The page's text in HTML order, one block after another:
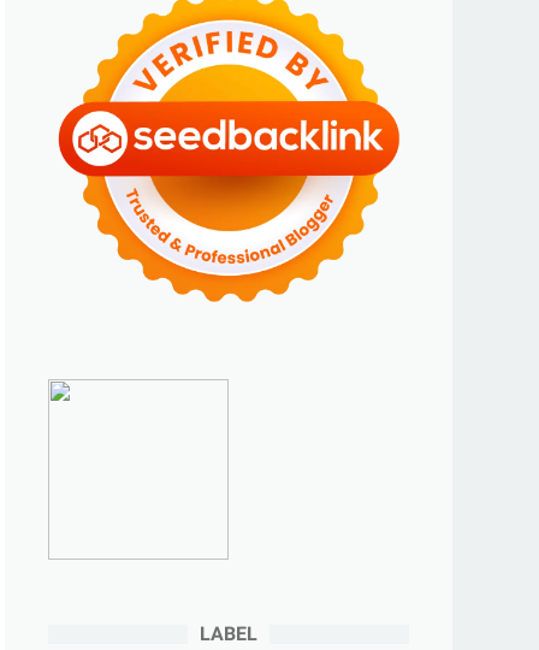
Menikmati Me-time Bersama BRImo
► November 2024(6)
►Oktober 2024
►September 2024
►Agustus 2024
►
Juli 2024
►
Juni 2024
(3)
Mei 2024(5)
September 2023 (4)
LABEL